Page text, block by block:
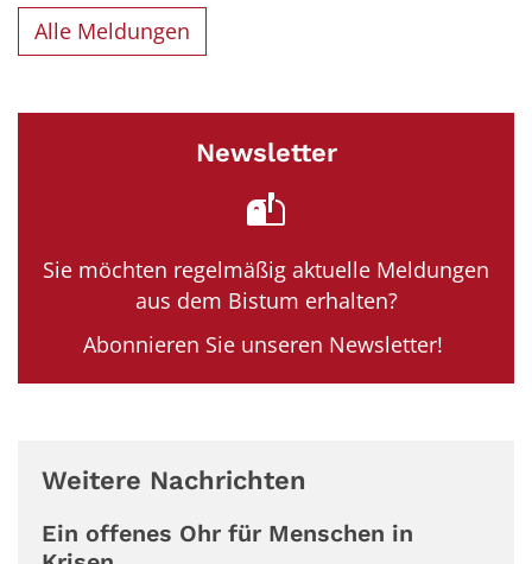
Alle Meldungen
Newsletter
Sie möchten regelmäßig aktuelle Meldungen
aus dem Bistum erhalten?
Abonnieren Sie unseren Newsletter!
Weitere Nachrichten
Ein offenes Ohr für Menschen in